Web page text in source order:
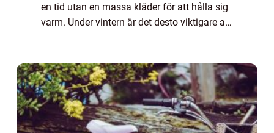
en tid utan en massa kläder för att hålla sig
varm. Under vintern är det desto viktigare att